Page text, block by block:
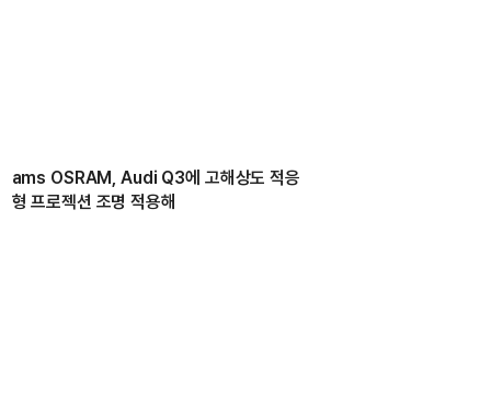
ams OSRAM, Audi Q3에 고해상도 적응
형 프로젝션 조명 적용해